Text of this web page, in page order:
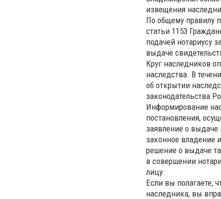
извещения
По общему правилу
статьи 1153
подачей нотариусу
выдаче
Круг наследников
наследства. В
об открытии
законодательства
Информирование
постановления,
заявление о выдаче
законное владение
решение о выдаче
в совершении
лицу.
Если вы полагаете,
наследника, вы